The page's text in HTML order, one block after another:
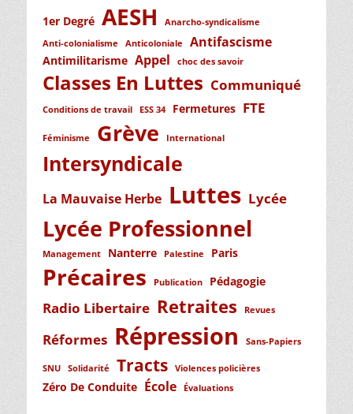
1er Degré AESH
Anarcho-syndicalisme
Anti-colonialisme
Anticoloniale Antifascisme
Antimilitarisme Appel choc des savoir
Classes En Luttes Communiqué
Conditions de travail ESS 34 Fermetures FTE
Féminisme Grève International
Intersyndicale
La Mauvaise Herbe Luttes Lycée
Lycée Professionnel
Management Nanterre Palestine Paris
Précaires Publication Pédagogie
Radio Libertaire Retraites Revues
Réformes Répression Sans-Papiers
SNU Solidarité Tracts Violences policières
Zéro De Conduite École Évaluations